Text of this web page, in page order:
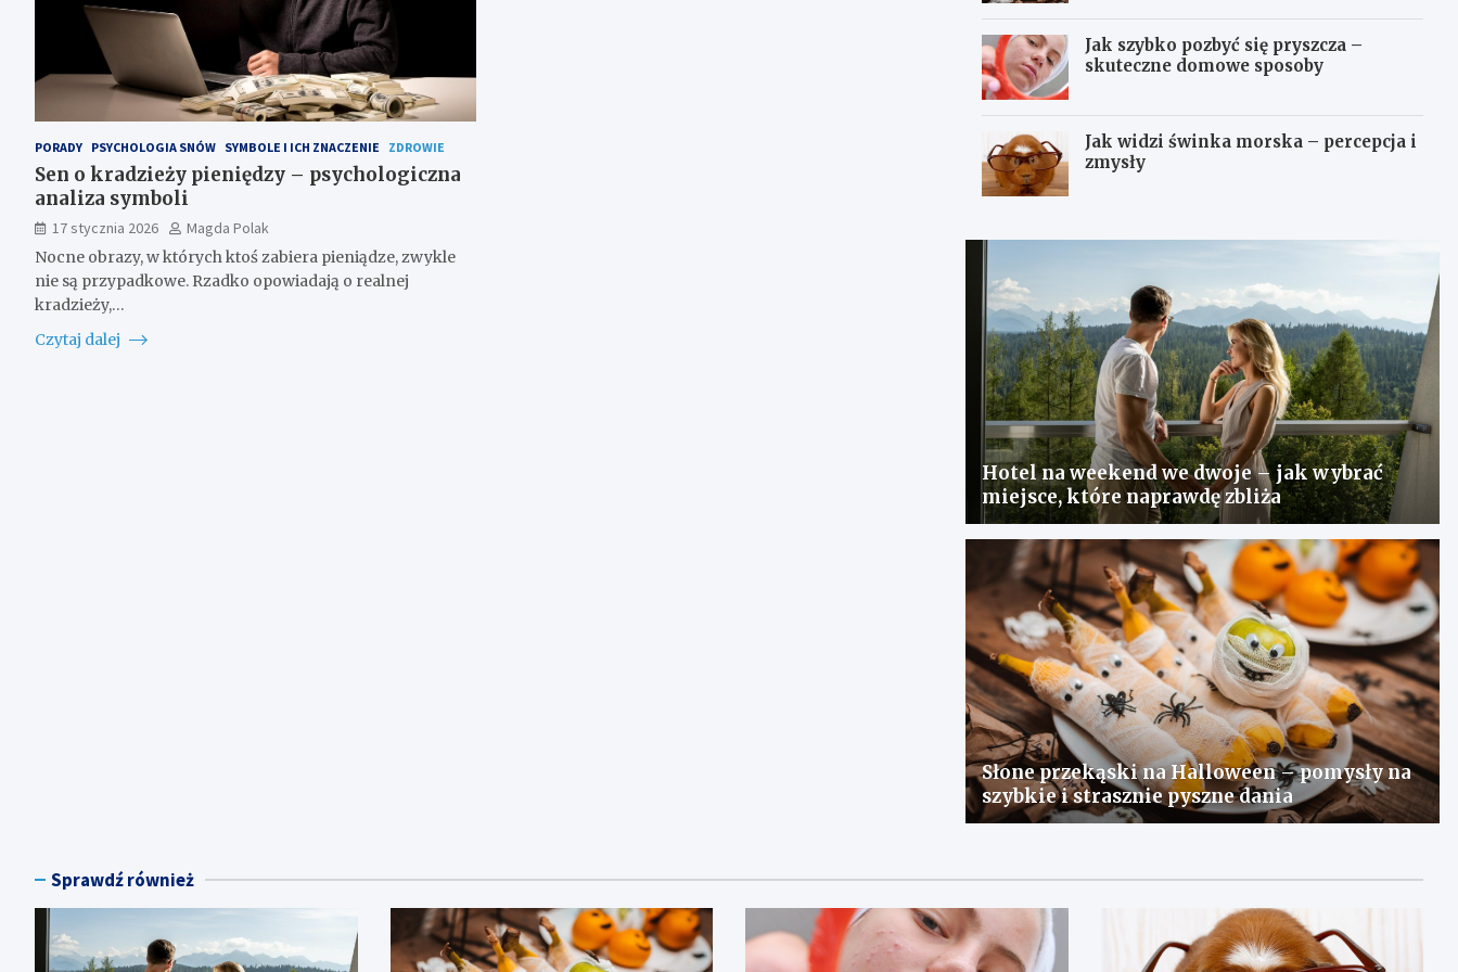
PORADY PSYCHOLOGIA SNÓW SYMBOLE I ICH ZNACZENIE ZDROWIE
Sen o kradzieży pieniędzy – psychologiczna
analiza symboli
17 stycznia 2026
Magda Polak
Nocne obrazy, w których ktoś zabiera pieniądze, zwykle
nie są przypadkowe. Rzadko opowiadają o realnej
kradzieży,…
Czytaj dalej
Jak szybko pozbyć się pryszcza –
skuteczne domowe sposoby
Jak widzi świnka morska – percepcja i
zmysły
Hotel na weekend we dwoje – jak wybrać
miejsce, które naprawdę zbliża
Słone przekąski na Halloween – pomysły na
szybkie i strasznie pyszne dania
Sprawdź również